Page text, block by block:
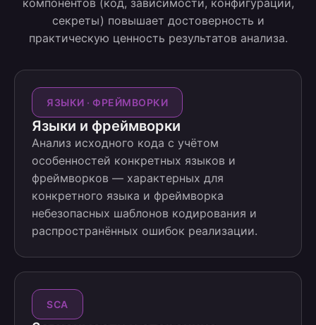
компонентов (код, зависимости, конфигурации,
секреты) повышает достоверность и
практическую ценность результатов анализа.
ЯЗЫКИ · ФРЕЙМВОРКИ
Языки и фреймворки
Анализ исходного кода с учётом
особенностей конкретных языков и
фреймворков — характерных для
конкретного языка и фреймворка
небезопасных шаблонов кодирования и
распространённых ошибок реализации.
SCA